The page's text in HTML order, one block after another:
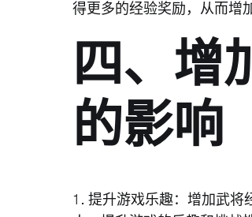
得更多的经验奖励，从而增
四、增
的影响
1. 提升游戏乐趣：增加武将